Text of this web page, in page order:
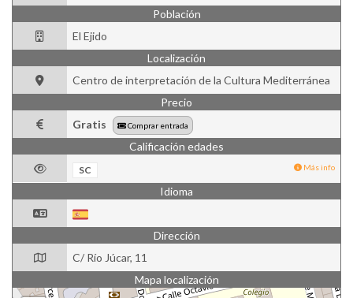
Población
El Ejido
Localización
Centro de interpretación de la Cultura Mediterránea
Precio
Gratis
Comprar entrada
Calificación edades
SC Más info
Idioma
Dirección
C/ Río Júcar, 11
Mapa localización